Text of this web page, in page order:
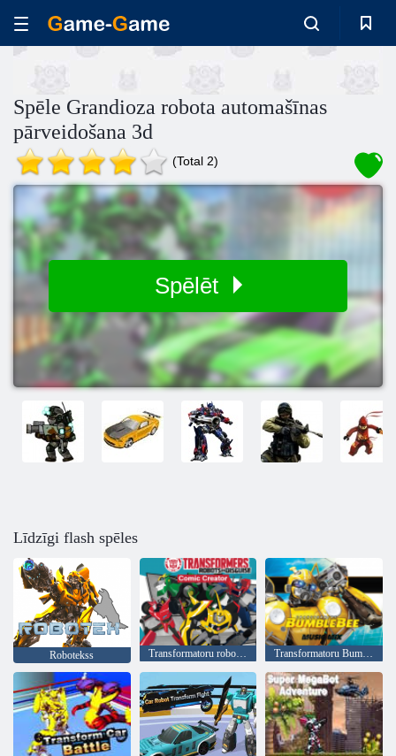
Spēle Grandioza robota automašīnas
pārveidošana 3d
(Total 2)
Spēlēt
Līdzīgi flash spēles
Robotekss Transformatoru roboti, kas slēpjas: Comic Creator Transformatoru BumbleBee mūzikas kombinācija